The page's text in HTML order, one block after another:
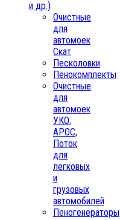
и др.)
Очистные
для
автомоек
Скат
Песколовки
Пенокомплекты
Очистные
для
автомоек
УКО,
АРОС,
Поток
для
легковых
и
грузовых
автомобилей
Пеногенераторы